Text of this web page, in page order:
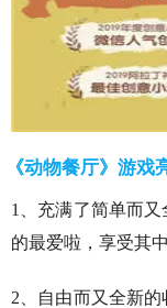
《动物餐厅》游戏
1、充满了简单而
的最爱啦，享受其中
2、自由而又全新